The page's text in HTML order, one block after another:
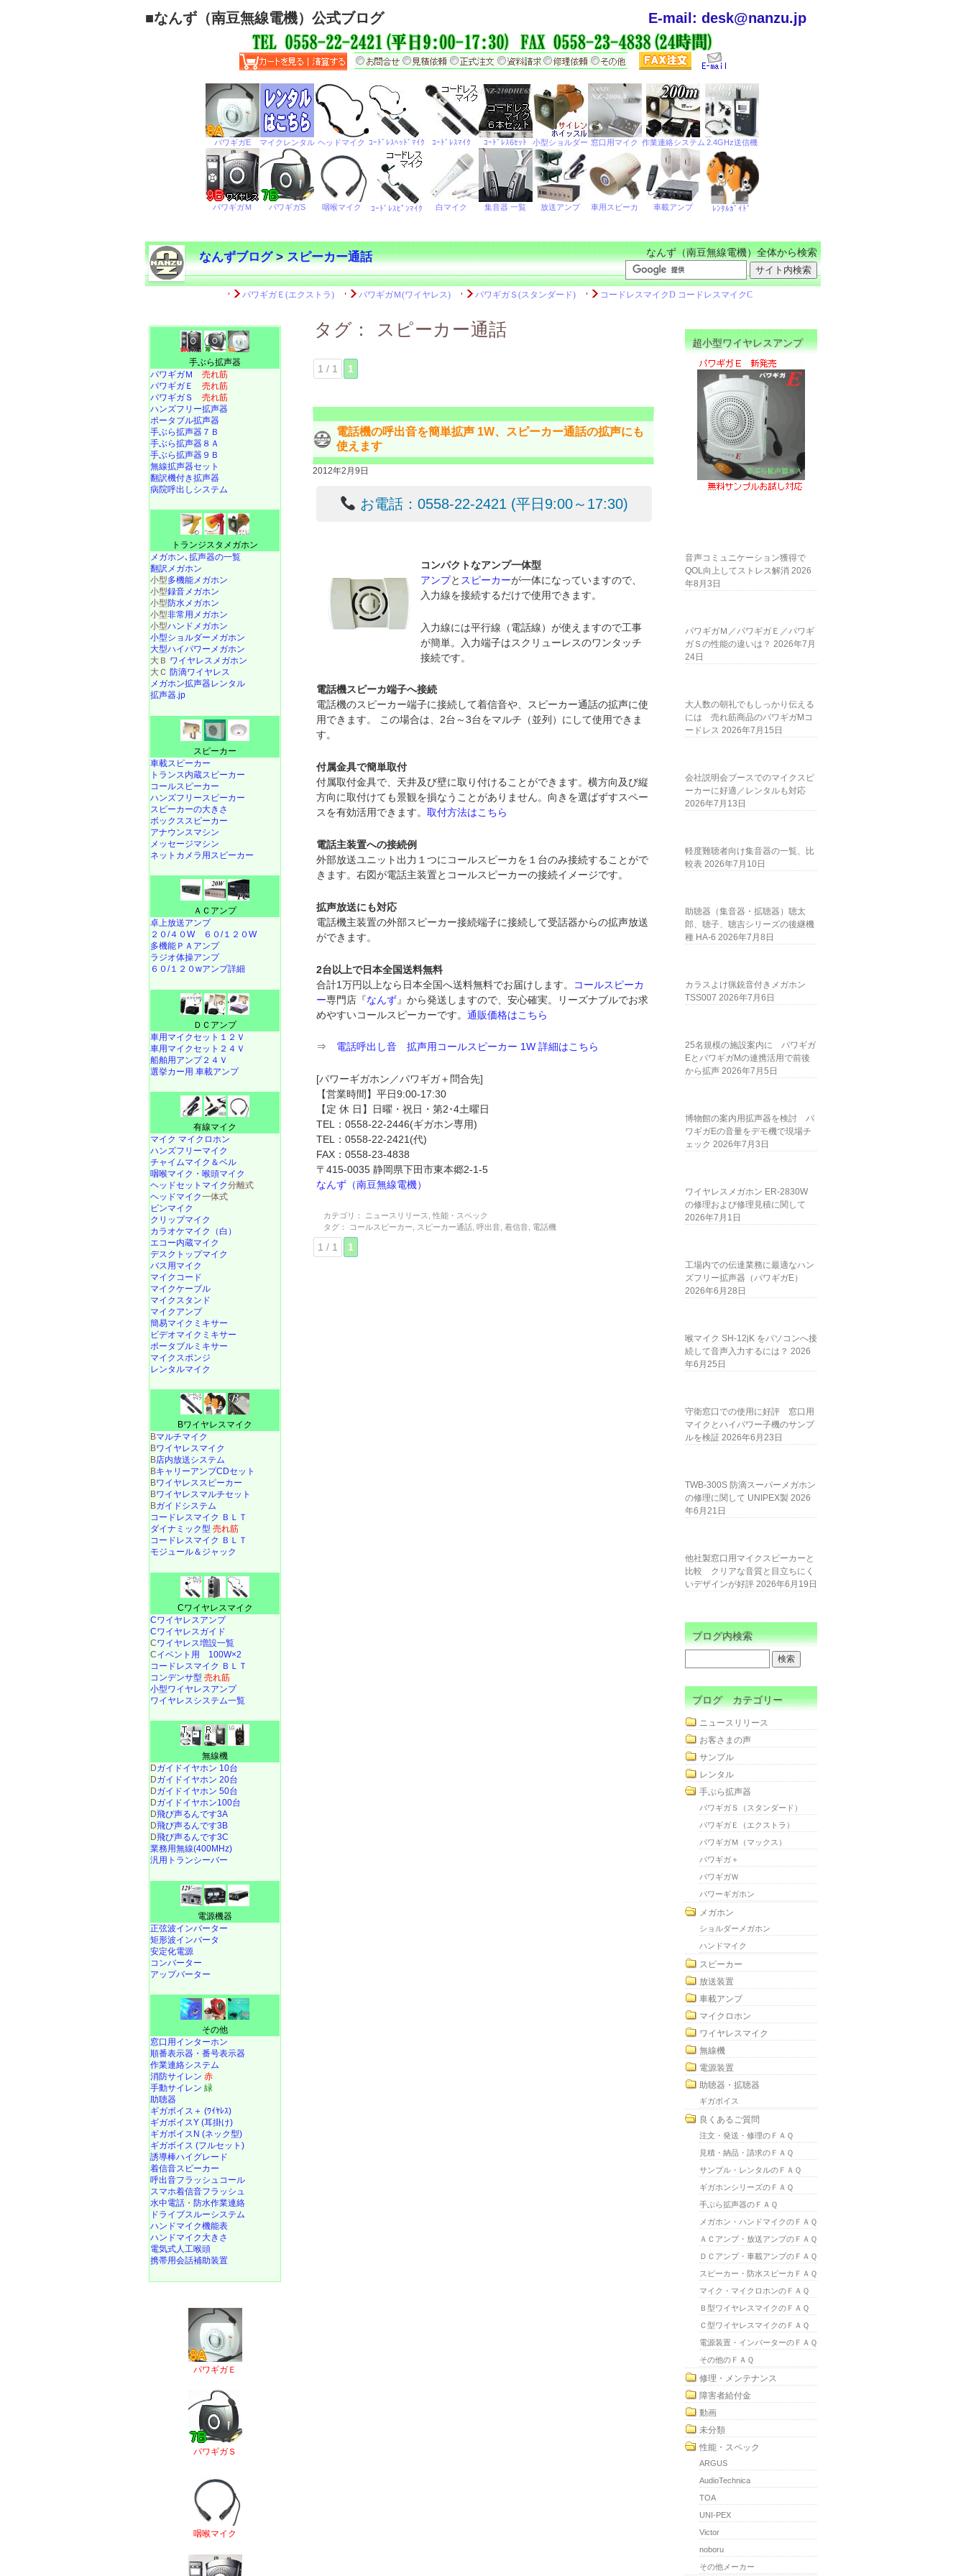
■なんず（南豆無線電機）公式ブログ E-mail: desk@nanzu.jp
なんずブログ>スピーカー通話 なんず（南豆無線電機）全体から検索
タグ： スピーカー通話
1 / 1 1
電話機の呼出音を簡単拡声 1W、スピーカー通話の拡声にも
使えます
2012年2月9日
お電話：0558-22-2421 (平日9:00～17:30)
コンパクトなアンプ一体型
アンプと スピーカーが一体になっていますので、
入力線を接続するだけで使用できます。
入力線には平行線（電話線）が使えますので工事
が簡単。入力端子はスクリューレスのワンタッチ
接続です。
電話機スピーカ端子へ接続
電話機のスピーカー端子に接続して着信音や、スピーカー通話の拡声に使
用できます。 この場合は、2台～3台をマルチ（並列）にして使用できま
す。
付属金具で簡単取付
付属取付金具で、天井及び壁に取り付けることができます。横方向及び縦
方向に取付けても景観を損なうことがありません。向きを選ばずすスペー
スを有効活用できます。取付方法はこちら
電話主装置への接続例
外部放送ユニット出力１つにコールスピーカを１台のみ接続することがで
きます。右図が電話主装置とコールスピーカーの接続イメージです。
拡声放送にも対応
電話機主装置の外部スピーカー接続端子に接続して受話器からの拡声放送
ができます。
2台以上で日本全国送料無料
合計1万円以上なら日本全国へ送料無料でお届けします。
コールスピーカ
ー専門店『なんず』から発送しますので、安心確実。リーズナブルでお求
めやすいコールスピーカーです。通販価格はこちら
⇒ 電話呼出し音 拡声用コールスピーカー 1W 詳細はこちら
[パワーギガホン／パワギガ＋問合先]
【営業時間】平日9:00-17:30
【定 休 日】日曜・祝日・第2･4土曜日
TEL：0558-22-2446(ギガホン専用)
TEL：0558-22-2421(代)
FAX：0558-23-4838
〒415-0035 静岡県下田市東本郷2-1-5
なんず（南豆無線電機）
カテゴリ： ニュースリリース ,性能・スペック
タグ：
コールスピーカー スピーカー通話 ,呼出音 ,着信音 電話機
1 / 1 1
手ぶら拡声器
パワギガＭ 売れ筋
パワギガＥ 売れ筋
パワギガＳ 売れ筋
ハンズフリー拡声器
ポータブル拡声器
手ぶら拡声器７Ｂ
手ぶら拡声器８Ａ
手ぶら拡声器９Ｂ
無線拡声器セット
翻訳機付き拡声器
病院呼出しシステム
トランジスタメガホン
メガホン､拡声器の一覧
翻訳メガホン
小型多機能メガホン
小型録音メガホン
小型防水メガホン
小型非常用メガホン
小型ハンドメガホン
小型ショルダーメガホン
大型ハイパワーメガホン
大Ｂ ワイヤレスメガホン
大Ｃ 防滴ワイヤレス
メガホン拡声器レンタル
拡声器.jp
スピーカー
車載スピーカー
トランス内蔵スピーカー
コールスピーカー
ハンズフリースピーカー
スピーカーの大きさ
ボックススピーカー
アナウンスマシン
メッセージマシン
ネットカメラ用スピーカー
ＡＣアンプ
卓上放送アンプ
２０/４０W
６０/１２０W
多機能ＰＡアンプ
ラジオ体操アンプ
６０/１２０wアンプ詳細
ＤＣアンプ
車用マイクセット１２Ｖ
車用マイクセット２４Ｖ
船舶用アンプ２４Ｖ
選挙カー用 車載アンプ
有線マイク
マイク マイクロホン
ハンズフリーマイク
チャイムマイク＆ベル
咽喉マイク・喉頭マイク
ヘッドセットマイク分離式
ヘッドマイク一体式
ピンマイク
クリップマイク
カラオケマイク（白）
エコー内蔵マイク
デスクトップマイク
バス用マイク
マイクコード
マイクケーブル
マイクスタンド
マイクアンプ
簡易マイクミキサー
ビデオマイクミキサー
ポータブルミキサー
マイクスポンジ
レンタルマイク
Bワイヤレスマイク
Bマルチマイク
Bワイヤレスマイク
B店内放送システム
BキャリーアンプCDセット
Bワイヤレススピーカー
Bワイヤレスマルチセット
Bガイドシステム
コードレスマイク ＢＬＴ
ダイナミック型 売れ筋
コードレスマイク ＢＬＴ
モジュール＆ジャック
Cワイヤレスマイク
Cワイヤレスアンプ
Cワイヤレスガイド
Cワイヤレス増設一覧
Cイベント用 100W×2
コードレスマイク ＢＬＴ
コンデンサ型 売れ筋
小型ワイヤレスアンプ
ワイヤレスシステム一覧
無線機
Dガイドイヤホン 10台
Dガイドイヤホン 20台
Dガイドイヤホン 50台
Dガイドイヤホン100台
D飛び声るんです3A
D飛び声るんです3B
D飛び声るんです3C
業務用無線(400MHz)
汎用トランシーバー
電源機器
正弦波インバーター
矩形波インバータ
安定化電源
コンバーター
アップバーター
その他
窓口用インターホン
順番表示器・番号表示器
作業連絡システム
消防サイレン 赤
手動サイレン 緑
助聴器
ギガボイス＋ (ﾜｲﾔﾚｽ)
ギガボイスY (耳掛け)
ギガボイスN (ネック型)
ギガボイス (フルセット)
誘導棒ハイグレード
着信音スピーカー
呼出音フラッシュコール
スマホ着信音フラッシュ
水中電話 ・ 防水作業連絡
ドライブスルーシステム
ハンドマイク機能表
ハンドマイク大きさ
電気式人工喉頭
携帯用会話補助装置
パワギガＥ
パワギガＳ
咽喉マイク
超小型ワイヤレスアンプ
音声コミュニケーション獲得で
QOL向上してストレス解消 2026
年8月3日
パワギガＭ／パワギガＥ／パワギ
ガＳの性能の違いは？ 2026年7月
24日
大人数の朝礼でもしっかり伝える
には 売れ筋商品のパワギガMコ
ードレス 2026年7月15日
会社説明会ブースでのマイクスピ
ーカーに好適／レンタルも対応
2026年7月13日
軽度難聴者向け集音器の一覧、比
較表 2026年7月10日
助聴器（集音器・拡聴器）聴太
郎、聴子、聴吉シリーズの後継機
種 HA-6 2026年7月8日
カラスよけ猟銃音付きメガホン
TSS007 2026年7月6日
25名規模の施設案内に パワギガ
EとパワギガMの連携活用で前後
から拡声 2026年7月5日
博物館の案内用拡声器を検討 パ
ワギガEの音量をデモ機で現場チ
ェック 2026年7月3日
ワイヤレスメガホン ER-2830W
の修理および修理見積に関して
2026年7月1日
工場内での伝達業務に最適なハン
ズフリー拡声器（パワギガE）
2026年6月28日
喉マイク SH-12jK をパソコンへ接
続して音声入力するには？ 2026
年6月25日
守衛窓口での使用に好評 窓口用
マイクとハイパワー子機のサンプ
ルを検証 2026年6月23日
TWB-300S 防滴スーパーメガホン
の修理に関して UNIPEX製 2026
年6月21日
他社製窓口用マイクスピーカーと
比較 クリアな音質と目立ちにく
いデザインが好評 2026年6月19日
ブログ内検索
ブログ カテゴリー
ニュースリリース
お客さまの声
サンプル
レンタル
手ぶら拡声器
パワギガＳ（スタンダード）
パワギガＥ（エクストラ）
パワギガＭ（マックス）
パワギガ＋
パワギガＷ
パワーギガホン
メガホン
ショルダーメガホン
ハンドマイク
スピーカー
放送装置
車載アンプ
マイクロホン
ワイヤレスマイク
無線機
電源装置
助聴器・拡聴器
ギガボイス
良くあるご質問
注文・発送・修理のＦＡＱ
見積・納品・請求のＦＡＱ
サンプル・レンタルのＦＡＱ
ギガホンシリーズのＦＡＱ
手ぶら拡声器のＦＡＱ
メガホン・ハンドマイクのＦＡＱ
ＡＣアンプ・放送アンプのＦＡＱ
ＤＣアンプ・車載アンプのＦＡＱ
スピーカー・防水スピーカＦＡＱ
マイク・マイクロホンのＦＡＱ
Ｂ型ワイヤレスマイクのＦＡＱ
Ｃ型ワイヤレスマイクのＦＡＱ
電源装置・インバーターのＦＡＱ
その他のＦＡＱ
修理・メンテナンス
障害者給付金
動画
未分類
性能・スペック
ARGUS
AudioTechnica
TOA
UNI-PEX
Victor
noboru
その他メーカー